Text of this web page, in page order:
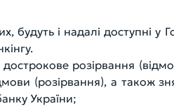
будуть і надалі
розірвання
(розірвання), а також
України;